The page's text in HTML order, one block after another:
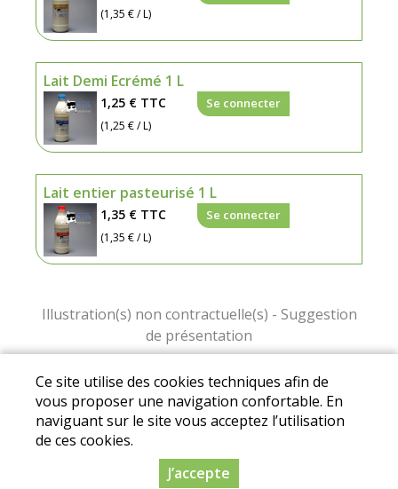
(1,35 € / L)
Lait Demi Ecrémé 1 L
1,25 € TTC
(1,25 € / L)
Se connecter
Lait entier pasteurisé 1 L
1,35 € TTC
(1,35 € / L)
Se connecter
Conditions Générales de VenteIMentions
légalesI Protection des données personnelles
© 2019-2025 Drive fermier Corrèze. Réalisation
Dynapse - Partenaire numérique des circuit
courts.
Ce site utilise des cookies techniques afin de
vous proposer une navigation confortable. En
naviguant sur le site vous acceptez l’utilisation
de ces cookies.
J’accepte